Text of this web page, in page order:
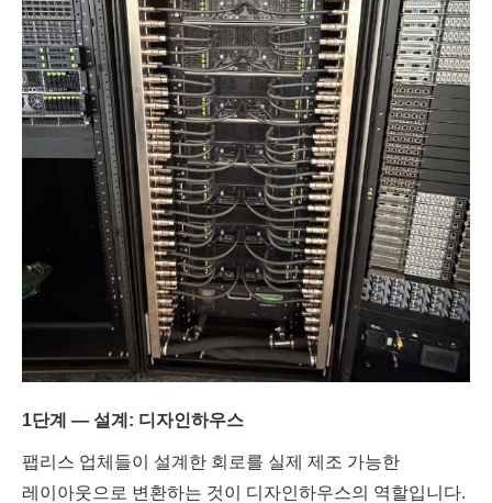
1단계 — 설계: 디자인하우스
팹리스 업체들이 설계한 회로를 실제 제조 가능한
레이아웃으로 변환하는 것이 디자인하우스의 역할입니다.